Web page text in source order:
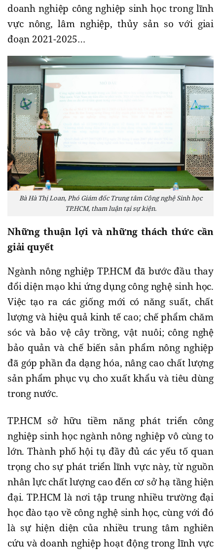
doanh nghiệp công nghiệp sinh học trong lĩnh
vực nông, lâm nghiệp, thủy sản so với giai
đoạn 2021-2025…
Bà Hà Thị Loan, Phó Giám đốc Trung tâm Công nghệ Sinh học
TP.HCM, tham luận tại sự kiện.
Những thuận lợi và những thách thức cần
giải quyết
Ngành nông nghiệp TP.HCM đã bước đầu thay
đổi diện mạo khi ứng dụng công nghệ sinh học.
Việc tạo ra các giống mới có năng suất, chất
lượng và hiệu quả kinh tế cao; chế phẩm chăm
sóc và bảo vệ cây trồng, vật nuôi; công nghệ
bảo quản và chế biến sản phẩm nông nghiệp
đã góp phần đa dạng hóa, nâng cao chất lượng
sản phẩm phục vụ cho xuất khẩu và tiêu dùng
trong nước.
TP.HCM sở hữu tiềm năng phát triển công
nghiệp sinh học ngành nông nghiệp vô cùng to
lớn. Thành phố hội tụ đầy đủ các yếu tố quan
trọng cho sự phát triển lĩnh vực này, từ nguồn
nhân lực chất lượng cao đến cơ sở hạ tầng hiện
đại. TP.HCM là nơi tập trung nhiều trường đại
học đào tạo về công nghệ sinh học, cùng với đó
là sự hiện diện của nhiều trung tâm nghiên
cứu và doanh nghiệp hoạt động trong lĩnh vực